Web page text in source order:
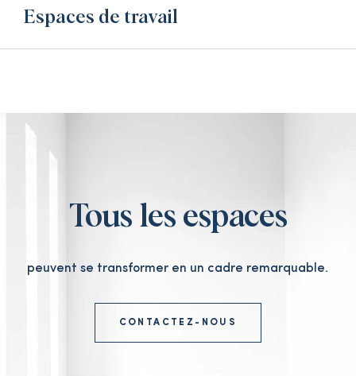
Espaces de travail
Tous les espaces
peuvent se transformer en un cadre remarquable.
CONTACTEZ-NOUS